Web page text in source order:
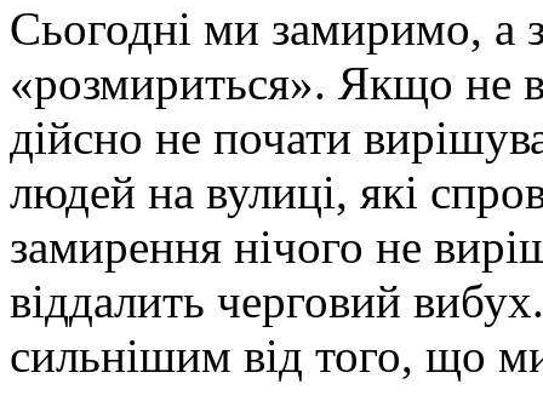
Сьогодні ми замиримо, а
«розмириться». Якщо не
дійсно не почати
людей на вулиці, які
замирення нічого не
віддалить черговий
сильнішим від того, що